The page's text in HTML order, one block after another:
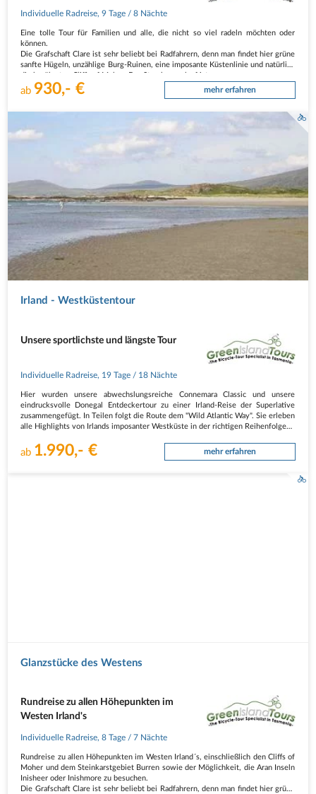
Individuelle Radreise,9 Tage / 8 Nächte
Eine tolle Tour für Familien und alle, die nicht so viel radeln möchten oder
können.
Die Grafschaft Clare ist sehr beliebt bei Radfahrern, denn man findet hier grüne
sanfte Hügeln, unzählige Burg-Ruinen, eine imposante Küstenlinie und natürlich
ab 930,- € mehr erfahren
Irland - Westküstentour
Unsere sportlichste und längste Tour
Individuelle Radreise, 19 Tage / 18 Nächte
Hier wurden unsere abwechslungsreiche Connemara Classic und unsere
eindrucksvolle Donegal Entdeckertour zu einer Irland-Reise der Superlative
zusammengefügt. In Teilen folgt die Route dem "Wild Atlantic Way". Sie erleben
alle Highlights von Irlands imposanter Westküste in der richtigen Reihenfolge…
ab 1.990,- € mehr erfahren
Glanzstücke des Westens
Rundreise zu allen Höhepunkten im
Westen Irland's
Individuelle Radreise,8 Tage / 7 Nächte
Rundreise zu allen Höhepunkten im Westen Irland´s, einschließlich den Cliffs of
Moher und dem Steinkarstgebiet Burren sowie der Möglichkeit, die Aran Inseln
Inisheer oder Inishmore zu besuchen.
Die Grafschaft Clare ist sehr beliebt bei Radfahrern, denn man findet hier grüne